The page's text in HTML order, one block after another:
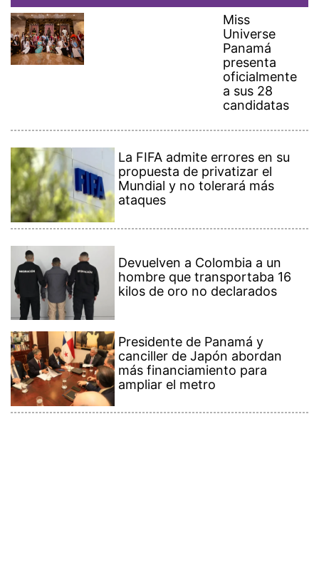
Miss
Universe
Panamá
presenta
oficialmente
a sus 28
candidatas
La FIFA admite errores en su
propuesta de privatizar el
Mundial y no tolerará más
ataques
Devuelven a Colombia a un
hombre que transportaba 16
kilos de oro no declarados
Presidente de Panamá y
canciller de Japón abordan
más financiamiento para
ampliar el metro